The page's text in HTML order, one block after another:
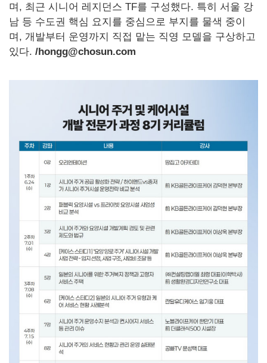
며, 최근 시니어 레지던스 TF를 구성했다. 특히 서울 강
남 등 수도권 핵심 요지를 중심으로 부지를 물색 중이
며, 개발부터 운영까지 직접 맡는 직영 모델을 구상하고
있다. /hongg@chosun.com